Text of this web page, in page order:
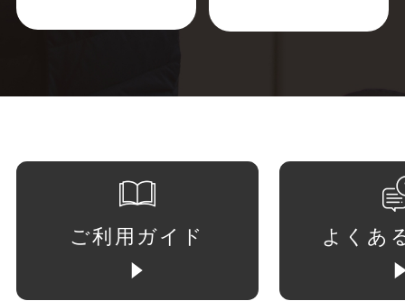
ご利用ガイド よくあ